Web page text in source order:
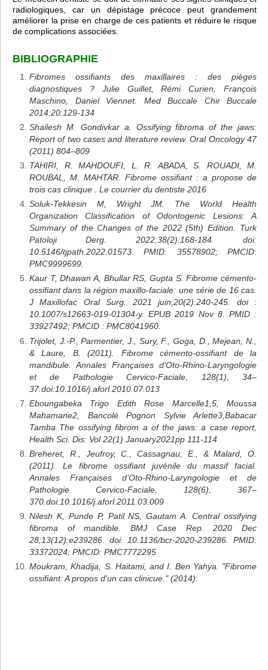
radiologiques, car un dépistage précoce peut grandement
améliorer la prise en charge de ces patients et réduire le risque
de complications associées.
BIBLIOGRAPHIE
Fibromes ossifiants des maxillaires : des pièges
diagnostiques ? Julie Guillet, Rémi Curien, François
Maschino, Daniel Viennet. Med Buccale Chir Buccale
2014;20:129-134
Shailesh M. Gondivkar a. Ossifying fibroma of the jaws:
Report of two cases and literature review. Oral Oncology 47
(2011) 804–809
TAHIRI, R. MAHDOUFI, L. R. ABADA, S. ROUADI, M.
ROUBAL, M. MAHTAR. Fibrome ossifiant : a propose de
trois cas clinique . Le courrier du dentiste 2016
Soluk-Tekkesin M, Wright JM. The World Health
Organization Classification of Odontogenic Lesions: A
Summary of the Changes of the 2022 (5th) Edition. Turk
Patoloji Derg. 2022;38(2):168-184. doi:
10.5146/tjpath.2022.01573. PMID: 35578902; PMCID:
PMC9999699.
Kaur T, Dhawan A, Bhullar RS, Gupta S. Fibrome cémento-
ossifiant dans la région maxillo-faciale: une série de 16 cas.
J Maxillofac Oral Surg. 2021 juin;20(2):240-245. doi :
10.1007/s12663-019-01304-y. EPUB 2019 Nov 8. PMID :
33927492; PMCID : PMC8041960.
Trijolet, J.-P., Parmentier, J., Sury, F., Goga, D., Mejean, N.,
& Laure, B. (2011). Fibrome cémento-ossifiant de la
mandibule. Annales Françaises d’Oto-Rhino-Laryngologie
et de Pathologie Cervico-Faciale, 128(1), 34–
37.doi:10.1016/j.aforl.2010.07.013
Eboungabeka Trigo Edith Rose Marcelle1,5, Moussa
Mahamane2, Bancolé Pognon Sylvie Arlette3,Babacar
Tamba The ossifying fibrom a of the jaws: a case report,
Health Sci. Dis: Vol 22(1) January2021pp 111-114
Breheret, R., Jeufroy, C., Cassagnau, E., & Malard, O.
(2011). Le fibrome ossifiant juvénile du massif facial.
Annales Françaises d’Oto-Rhino-Laryngologie et de
Pathologie Cervico-Faciale, 128(6), 367–
370.doi:10.1016/j.aforl.2011.03.009
Nilesh K, Punde P, Patil NS, Gautam A. Central ossifying
fibroma of mandible. BMJ Case Rep. 2020 Dec
28;13(12):e239286. doi: 10.1136/bcr-2020-239286. PMID:
33372024; PMCID: PMC7772295
Moukram, Khadija, S. Haitami, and I. Ben Yahya. "Fibrome
ossifiant: A propos d'un cas clinicue." (2014).